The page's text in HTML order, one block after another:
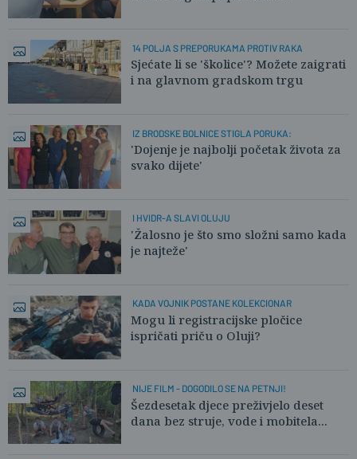
14 POLJA S PREPORUKAMA PROTIV RAKA
Sjećate li se 'školice'? Možete zaigrati
i na glavnom gradskom trgu
IZ BRODSKE BOLNICE STIGLA PORUKA:
'Dojenje je najbolji početak života za
svako dijete'
I HVIDR-A SLAVI OLUJU
'Žalosno je što smo složni samo kada
je najteže'
KADA VOJNIK POSTANE KOLEKCIONAR
Mogu li registracijske pločice
ispričati priču o Oluji?
NIJE FILM - DOGODILO SE NA PETNJI!
Šezdesetak djece preživjelo deset
dana bez struje, vode i mobitela...